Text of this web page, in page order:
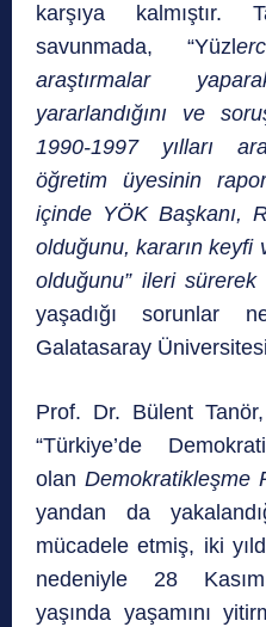
karşıya kalmıştır.
savunmada, “Yüzl
araştırmalar
yararlandığını ve
1990-1997 yılları
öğretim üyesinin rapor
içinde YÖK Başkanı,
olduğunu, kararın keyfi
olduğunu” ileri sürerek
yaşadığı sorunlar
Galatasaray
Prof. Dr. Bülent
“Türkiye’de
olan Demokratikleşme
yandan da
mücadele etmiş, iki
nedeniyle 28
yaşında yaşamını